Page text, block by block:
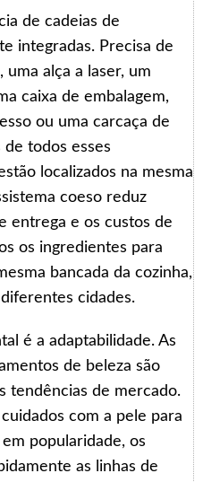
de cadeias de
integradas. Precisa de
alça a laser, um
caixa de embalagem,
ou uma carcaça de
todos esses
localizados na mesma
coeso reduz
entrega e os custos de
os ingredientes para
bancada da cozinha,
cidades.
é a adaptabilidade. As
de beleza são
tendências de mercado.
com a pele para
popularidade, os
as linhas de